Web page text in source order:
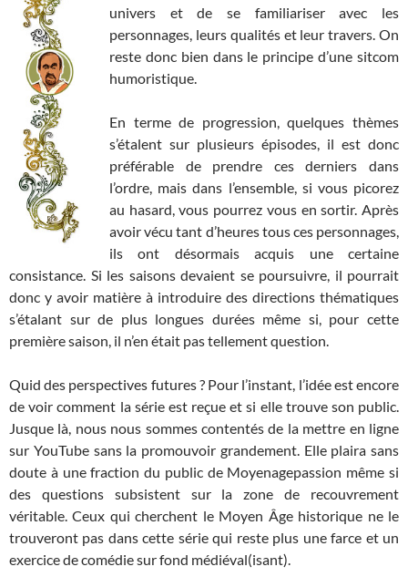
univers et de se familiariser avec les
personnages, leurs qualités et leur travers. On
reste donc bien dans le principe d’une sitcom
humoristique.
En terme de progression, quelques thèmes
s’étalent sur plusieurs épisodes, il est donc
préférable de prendre ces derniers dans
l’ordre, mais dans l’ensemble, si vous picorez
au hasard, vous pourrez vous en sortir. Après
avoir vécu tant d’heures tous ces personnages,
ils ont désormais acquis une certaine
consistance. Si les saisons devaient se poursuivre, il pourrait
donc y avoir matière à introduire des directions thématiques
s’étalant sur de plus longues durées même si, pour cette
première saison, il n’en était pas tellement question.
Quid des perspectives futures ? Pour l’instant, l’idée est encore
de voir comment la série est reçue et si elle trouve son public.
Jusque là, nous nous sommes contentés de la mettre en ligne
sur YouTube sans la promouvoir grandement. Elle plaira sans
doute à une fraction du public de Moyenagepassion même si
des questions subsistent sur la zone de recouvrement
véritable. Ceux qui cherchent le Moyen Âge historique ne le
trouveront pas dans cette série qui reste plus une farce et un
exercice de comédie sur fond médiéval(isant).